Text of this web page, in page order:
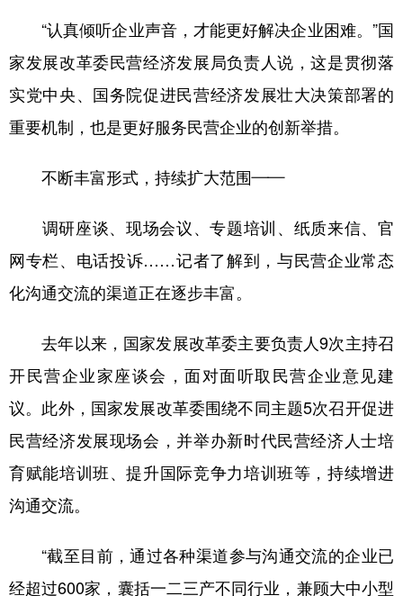
浙江 安徽 福建 江西
山东 河南 湖北 湖南
陕西 甘肃 青海
新疆 内蒙古 黑龙江
多语种频道
Русский язык 日本語 한국어
Deutsch Português
“认真倾听企业声音，才能更好解决企业困难。”国
家发展改革委民营经济发展局负责人说，这是贯彻落
实党中央、国务院促进民营经济发展壮大决策部署的
重要机制，也是更好服务民营企业的创新举措。
不断丰富形式，持续扩大范围——
调研座谈、现场会议、专题培训、纸质来信、官
网专栏、电话投诉……记者了解到，与民营企业常态
化沟通交流的渠道正在逐步丰富。
去年以来，国家发展改革委主要负责人9次主持召
开民营企业家座谈会，面对面听取民营企业意见建
议。此外，国家发展改革委围绕不同主题5次召开促进
民营经济发展现场会，并举办新时代民营经济人士培
育赋能培训班、提升国际竞争力培训班等，持续增进
沟通交流。
“截至目前，通过各种渠道参与沟通交流的企业已
经超过600家，囊括一二三产不同行业，兼顾大中小型